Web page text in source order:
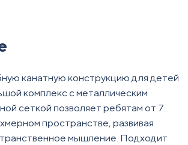
канатную конструкцию для детей
комплекс с металлическим
сеткой позволяет ребятам от 7
пространстве, развивая
мышление. Подходит